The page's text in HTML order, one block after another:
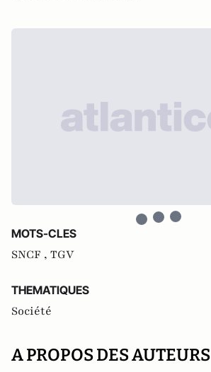
MOTS-CLES
SNCF , TGV
THEMATIQUES
Société
A PROPOS DES AUTEURS